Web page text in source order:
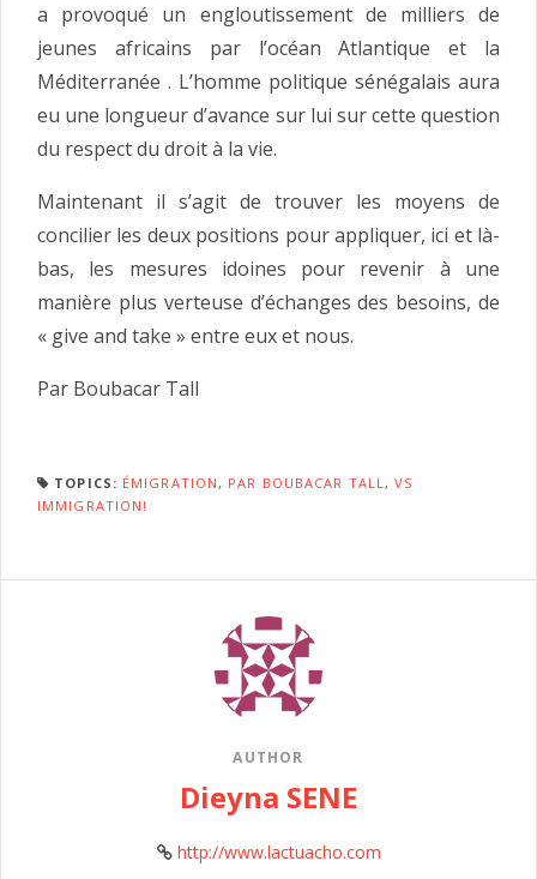
a provoqué un engloutissement de milliers de
jeunes africains par l’océan Atlantique et la
Méditerranée . L’homme politique sénégalais aura
eu une longueur d’avance sur lui sur cette question
du respect du droit à la vie.
Maintenant il s’agit de trouver les moyens de
concilier les deux positions pour appliquer, ici et là-
bas, les mesures idoines pour revenir à une
manière plus verteuse d’échanges des besoins, de
« give and take » entre eux et nous.
Par Boubacar Tall
TOPICS: ÉMIGRATION, PAR BOUBACAR TALL,VS
IMMIGRATION!
AUTHOR
Dieyna SENE
http://www.lactuacho.com